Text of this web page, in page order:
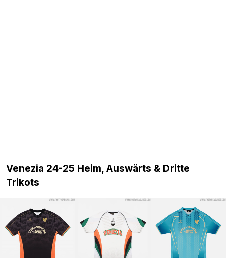
Venezia 24-25 Heim, Auswärts & Dritte
Trikots